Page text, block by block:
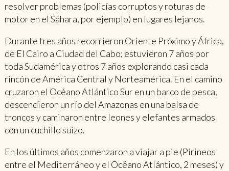
resolver problemas (policías corruptos y roturas de
motor en el Sáhara, por ejemplo) en lugares lejanos.
Durante tres años recorrieron Oriente Próximo y África,
de El Cairo a Ciudad del Cabo; estuvieron 7 años por
toda Sudamérica y otros 7 años explorando casi cada
rincón de América Central y Norteamérica. En el camino
cruzaron el Océano Atlántico Sur en un barco de pesca,
descendieron un río del Amazonas en una balsa de
troncos y caminaron entre leones y elefantes armados
con un cuchillo suizo.
En los últimos años comenzaron a viajar a pie (Pirineos
entre el Mediterráneo y el Océano Atlántico, 2 meses) y